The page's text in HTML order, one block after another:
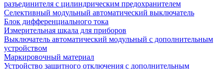
разъединителя с цилиндрическим предохранителем
Селективный модульный автоматический выключатель
Блок дифференциального тока
Измерительная шкала для приборов
Выключатель автоматический модульный с дополнительным
устройством
Маркировочный материал
Устройство защитного отключения с дополнительным